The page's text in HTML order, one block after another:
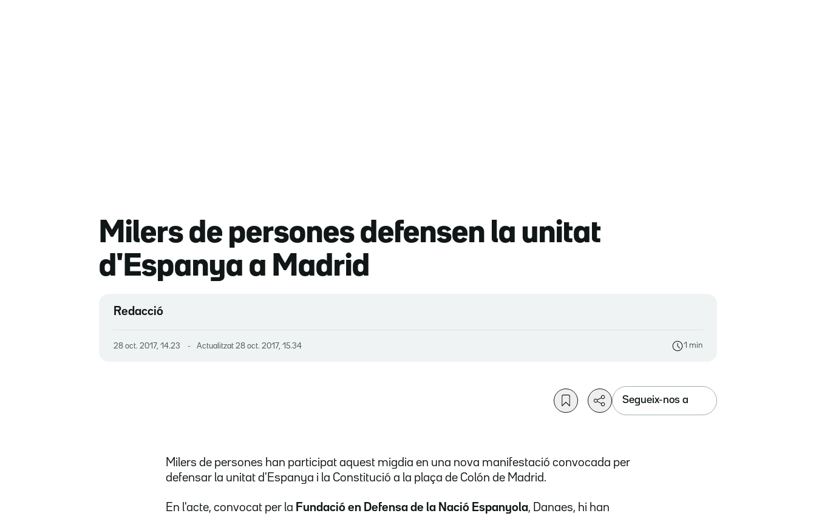
Milers de persones defensen la unitat
d'Espanya a Madrid
Redacció
28 oct. 2017, 14.23 Actualitzat 28 oct. 2017, 15.34 1 min
Segueix-nos a
Milers de persones han participat aquest migdia en una nova manifestació convocada per
defensar la unitat d'Espanya i la Constitució a la plaça de Colón de Madrid.
En l'acte, convocat per la Fundació en Defensa de la Nació Espanyola, Danaes, hi han